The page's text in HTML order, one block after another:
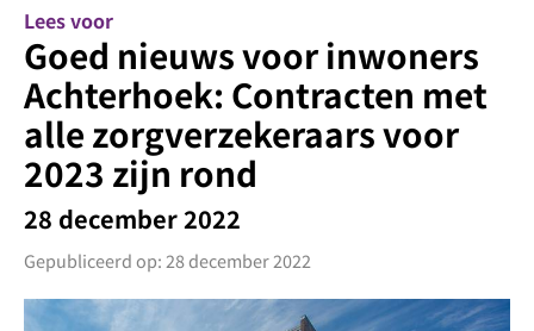
Lees voor
Goed nieuws voor inwoners
Achterhoek: Contracten met
alle zorgverzekeraars voor
2023 zijn rond
28 december 2022
Gepubliceerd op: 28 december 2022